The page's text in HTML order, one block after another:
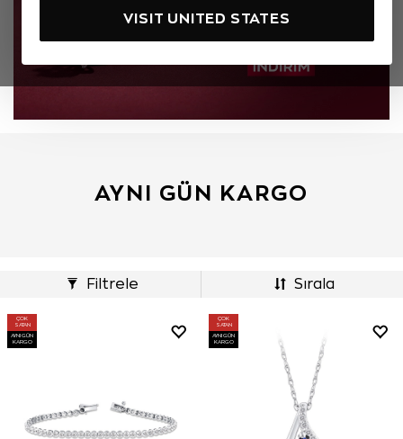
VISIT UNITED STATES
AYNI GÜN KARGO
Filtrele Sırala
ÇOK
SATAN
AYNI GÜN
KARGO
ÇOK
SATAN
AYNI GÜN
KARGO